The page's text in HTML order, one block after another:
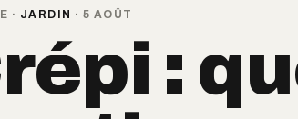
· JARDIN · 5 AOÛT
: